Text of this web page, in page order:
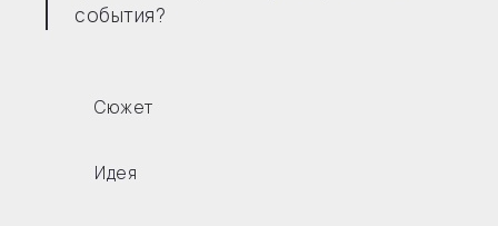
Сюжет
Идея
события?